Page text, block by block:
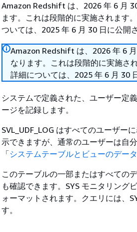
Amazon Redshift は、2026 年 6 月
ます。これは段階的に実施されます
ついては、2025 年 6 月 30 日に公開
Amazon Redshift は、2026 年 6
なります。これは段階的に実施さ
詳細については、2025 年 6 月 30
システムで定義された、ユーザー定
ージを記録します。
SVL_UDF_LOG はすべてのユーザー
示できますが、通常のユーザーは自
「システムテーブルとビューのデー
このテーブルの一部またはすべての
も確認できます。SYS モニタリング
ォーマットされます。クエリには、
す。